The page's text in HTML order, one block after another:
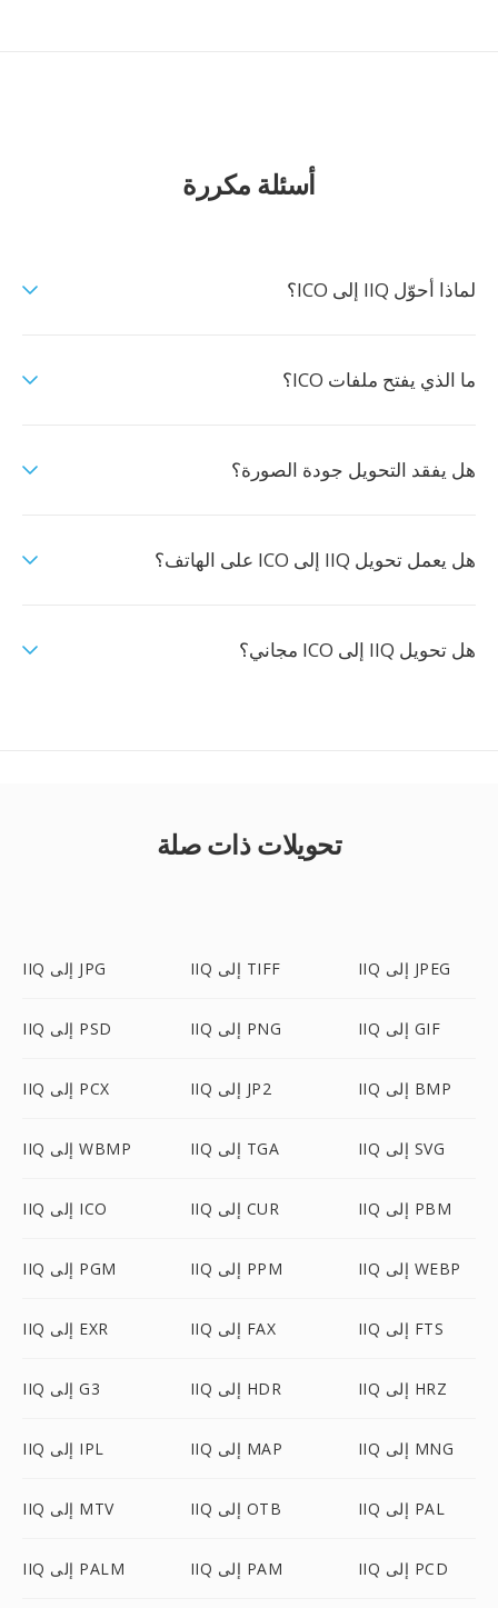
أسئلة مكررة
لماذا أحوّل IIQ إلى ICO؟
ما الذي يفتح ملفات ICO؟
هل يفقد التحويل جودة الصورة؟
هل يعمل تحويل IIQ إلى ICO على الهاتف؟
هل تحويل IIQ إلى ICO مجاني؟
تحويلات ذات صلة
IIQ إلى JPG IIQ إلى TIFF IIQ إلى JPEG
IIQ إلى PSD IIQ إلى PNG IIQ إلى GIF
IIQ إلى PCX IIQ إلى JP2 IIQ إلى BMP
IIQ إلى WBMP IIQ إلى TGA IIQ إلى SVG
IIQ إلى ICO IIQ إلى CUR IIQ إلى PBM
IIQ إلى PGM IIQ إلى PPM IIQ إلى WEBP
IIQ إلى EXR IIQ إلى FAX IIQ إلى FTS
IIQ إلى G3 IIQ إلى HDR IIQ إلى HRZ
IIQ إلى IPL IIQ إلى MAP IIQ إلى MNG
IIQ إلى MTV IIQ إلى OTB IIQ إلى PAL
IIQ إلى PALM IIQ إلى PAM IIQ إلى PCD